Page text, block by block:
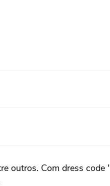
outros. Com dress